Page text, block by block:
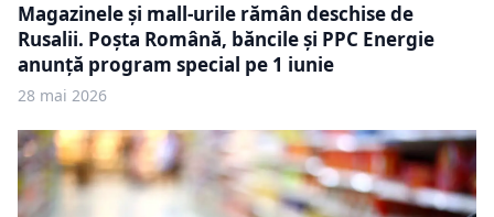
Magazinele și mall-urile rămân deschise de
Rusalii. Poșta Română, băncile și PPC Energie
anunță program special pe 1 iunie
28 mai 2026